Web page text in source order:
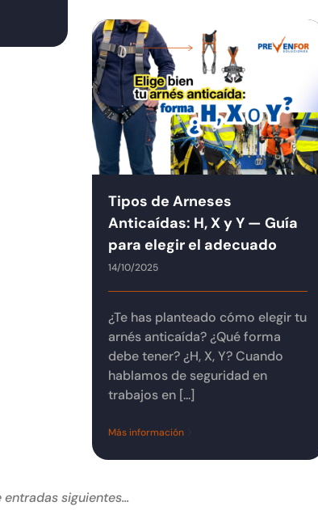
Tipos de Arneses
Anticaídas: H, X y Y — Guía
para elegir el adecuado
14/10/2025
¿Te has planteado cómo elegir tu
arnés anticaída? ¿Qué forma
debe tener? ¿H, X, Y? Cuando
hablamos de seguridad en
trabajos en [...]
Más información
siguientes...